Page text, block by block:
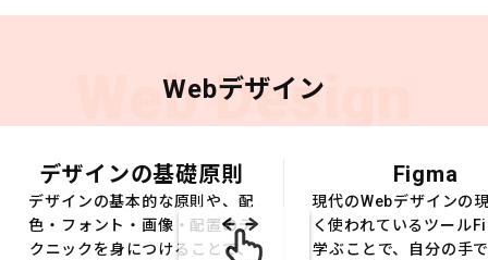
Web Design
Webデザイン
デザインの基礎原則
デザインの基本的な原則や、配
色・フォント・画像・配置のテ
クニックを身につけることで、
Figma
現代のWebデザインの
く使われているツール
学ぶことで、自分の手